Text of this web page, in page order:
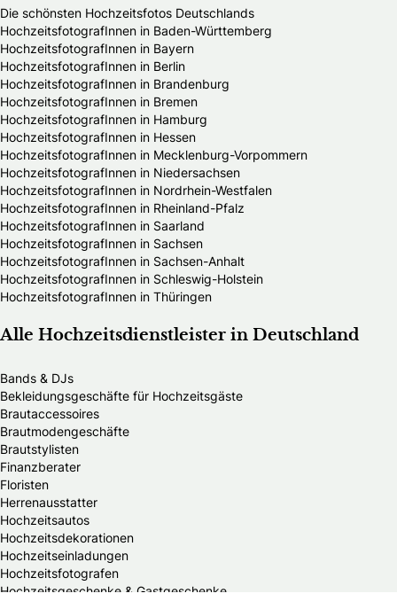
Die schönsten Hochzeitsfotos Deutschlands
HochzeitsfotografInnen in Baden-Württemberg
HochzeitsfotografInnen in Bayern
HochzeitsfotografInnen in Berlin
HochzeitsfotografInnen in Brandenburg
HochzeitsfotografInnen in Bremen
HochzeitsfotografInnen in Hamburg
HochzeitsfotografInnen in Hessen
HochzeitsfotografInnen in Mecklenburg-Vorpommern
HochzeitsfotografInnen in Niedersachsen
HochzeitsfotografInnen in Nordrhein-Westfalen
HochzeitsfotografInnen in Rheinland-Pfalz
HochzeitsfotografInnen in Saarland
HochzeitsfotografInnen in Sachsen
HochzeitsfotografInnen in Sachsen-Anhalt
HochzeitsfotografInnen in Schleswig-Holstein
HochzeitsfotografInnen in Thüringen
Alle Hochzeitsdienstleister in Deutschland
Bands & DJs
Bekleidungsgeschäfte für Hochzeitsgäste
Brautaccessoires
Brautmodengeschäfte
Brautstylisten
Finanzberater
Floristen
Herrenausstatter
Hochzeitsautos
Hochzeitsdekorationen
Hochzeitseinladungen
Hochzeitsfotografen
Hochzeitsgeschenke & Gastgeschenke